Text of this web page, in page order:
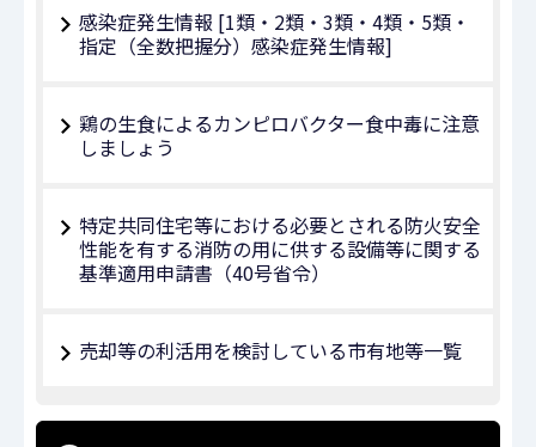
感染症発生情報 [1類・2類・3類・4類・5類・
指定（全数把握分）感染症発生情報]
鶏の生食によるカンピロバクター食中毒に注意
しましょう
特定共同住宅等における必要とされる防火安全
性能を有する消防の用に供する設備等に関する
基準適用申請書（40号省令）
売却等の利活用を検討している市有地等一覧